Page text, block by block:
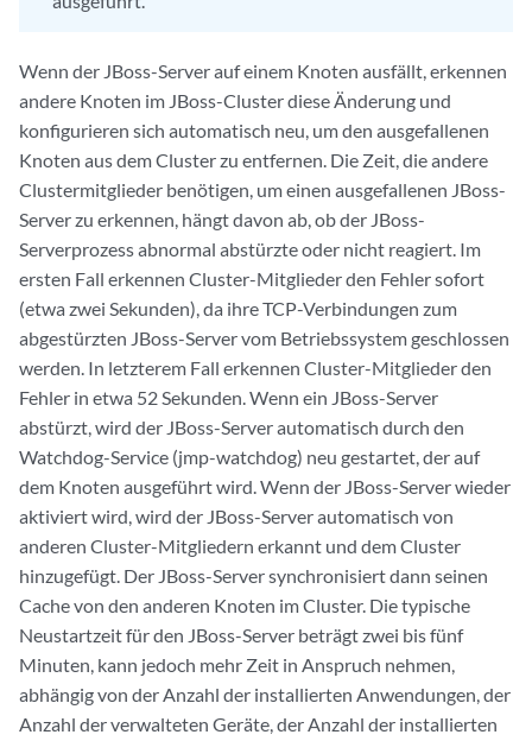
Wenn der JBoss-Server auf einem Knoten ausfällt, erkennen
andere Knoten im JBoss-Cluster diese Änderung und
konfigurieren sich automatisch neu, um den ausgefallenen
Knoten aus dem Cluster zu entfernen. Die Zeit, die andere
Clustermitglieder benötigen, um einen ausgefallenen JBoss-
Server zu erkennen, hängt davon ab, ob der JBoss-
Serverprozess abnormal abstürzte oder nicht reagiert. Im
ersten Fall erkennen Cluster-Mitglieder den Fehler sofort
(etwa zwei Sekunden), da ihre TCP-Verbindungen zum
abgestürzten JBoss-Server vom Betriebssystem geschlossen
werden. In letzterem Fall erkennen Cluster-Mitglieder den
Fehler in etwa 52 Sekunden. Wenn ein JBoss-Server
abstürzt, wird der JBoss-Server automatisch durch den
Watchdog-Service (jmp-watchdog) neu gestartet, der auf
dem Knoten ausgeführt wird. Wenn der JBoss-Server wieder
aktiviert wird, wird der JBoss-Server automatisch von
anderen Cluster-Mitgliedern erkannt und dem Cluster
hinzugefügt. Der JBoss-Server synchronisiert dann seinen
Cache von den anderen Knoten im Cluster. Die typische
Neustartzeit für den JBoss-Server beträgt zwei bis fünf
Minuten, kann jedoch mehr Zeit in Anspruch nehmen,
abhängig von der Anzahl der installierten Anwendungen, der
Anzahl der verwalteten Geräte, der Anzahl der installierten